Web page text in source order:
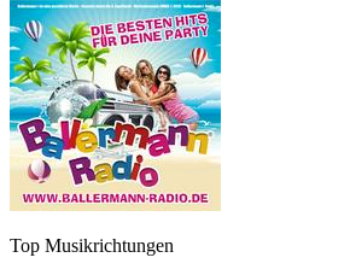
Top Musikrichtungen